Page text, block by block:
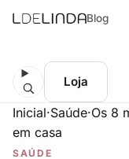
Blog
Loja
Inicial·Saúde·Os 8
em casa
SAÚDE